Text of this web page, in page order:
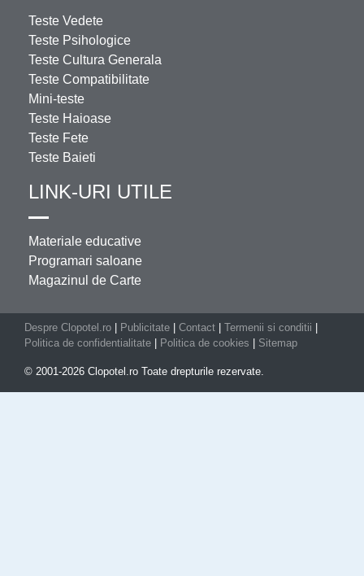
Teste Vedete
Teste Psihologice
Teste Cultura Generala
Teste Compatibilitate
Mini-teste
Teste Haioase
Teste Fete
Teste Baieti
LINK-URI UTILE
Materiale educative
Programari saloane
Magazinul de Carte
Despre Clopotel.ro Publicitate Contact Termenii si conditii
Politica de confidentialitate
Politica de cookies Sitemap
© 2001-2026 Clopotel.ro Toate drepturile rezervate.